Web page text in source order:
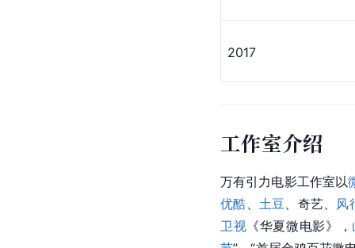
2017
工作室介绍
万有引力电影工作室以
优酷
土豆 、奇艺、 风
卫视 《华夏微电影》，